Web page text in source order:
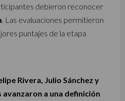
debieron reconocer
. Las evaluaciones permitieron
puntajes de la etapa
Rivera, Julio Sánchez y
avanzaron a una definición